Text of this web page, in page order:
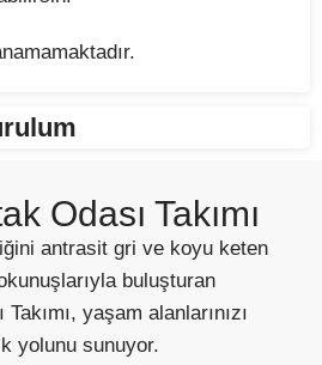
Odası Takımı
antrasit gri ve koyu keten
buluşturan
yaşam alanlarınızı
yolunu sunuyor.